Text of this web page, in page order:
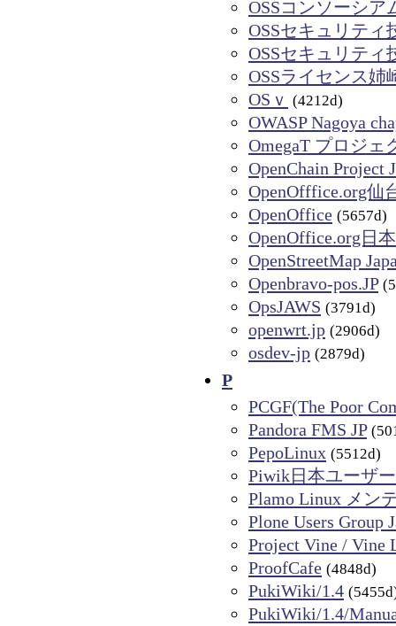
OSSコンソーシ
OSSセキュリティ
OSSセキュリティ
OSSライセンス姉
OSｖ (4212d)
OWASP Nagoya
OmegaT プロジェ
OpenChain Project
OpenOfffice.org仙
OpenOffice (5657d)
OpenOffice.org日
OpenStreetMap
Openbravo-pos.JP
OpsJAWS (3791d)
openwrt.jp (2906d)
osdev-jp (2879d)
P
PCGF(The Poor
Pandora FMS JP
PepoLinux (5512d)
Piwik日本ユーザ
Plamo Linux メン
Plone Users Group
Project Vine / Vine
ProofCafe (4848d)
PukiWiki/1.4
PukiWiki/1.4/